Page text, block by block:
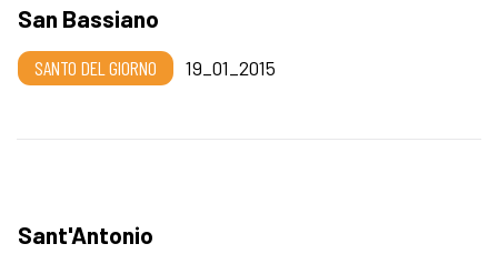
San Bassiano
SANTO DEL GIORNO 19_01_2015
Sant'Antonio